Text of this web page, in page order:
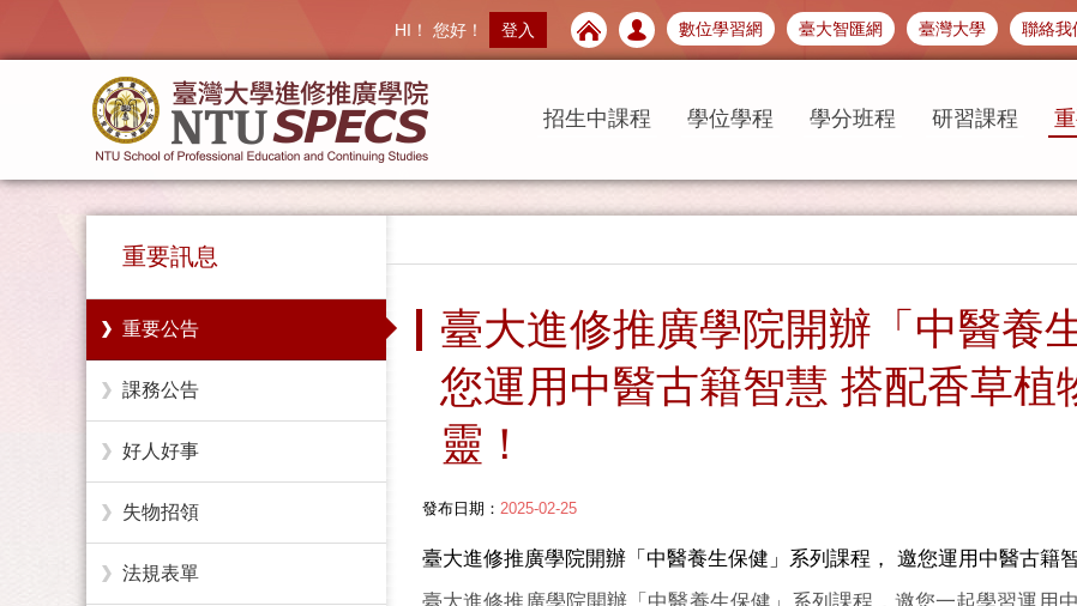
數位學習網 臺大智匯網 臺灣大學 聯絡我
HI！ 您好！ 登入
招生中課程 學位學程 學分班程 研習課程
重要訊息
重要公告
課務公告
好人好事
失物招領
法規表單
臺大進修推廣學院開辦「中醫養
您運用中醫古籍智慧 搭配香草植
靈！
發布日期： 2025-02-25
臺大進修推廣學院開辦「中醫養生保健」系列課程， 邀您運用中醫古籍